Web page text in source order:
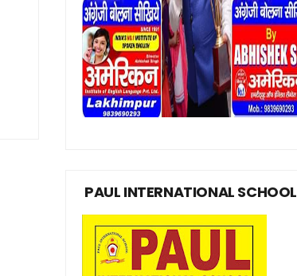
PAUL INTERNATIONAL SCHOOL